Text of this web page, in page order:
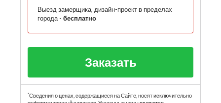
Выезд замерщика, дизайн-проект в пределах
города - бесплатно
Заказать
*Сведения о ценах, содержащиеся на Сайте, носят исключительно